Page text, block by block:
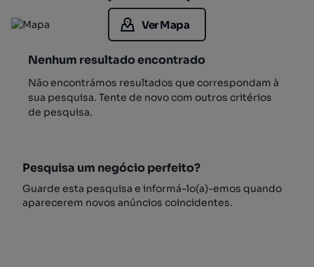
Ver Mapa
Nenhum resultado encontrado
Não encontrámos resultados que correspondam à
sua pesquisa. Tente de novo com outros critérios
de pesquisa.
Pesquisa um negócio perfeito?
Guarde esta pesquisa e informá-lo(a)-emos quando
aparecerem novos anúncios coincidentes.